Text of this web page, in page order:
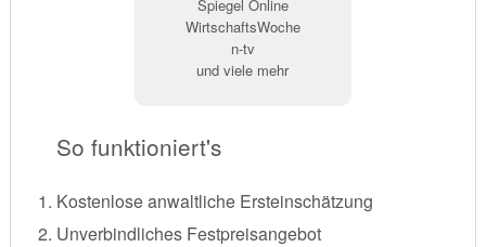
Spiegel Online
WirtschaftsWoche
n-tv
und viele mehr
So funktioniert's
Kostenlose anwaltliche Ersteinschätzung
Unverbindliches Festpreisangebot